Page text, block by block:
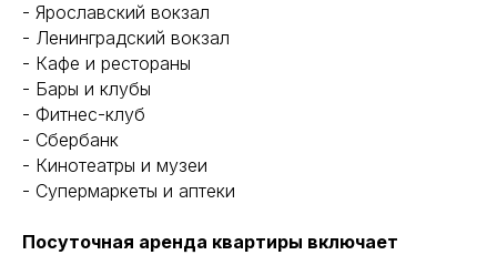
- Ярославский вокзал
- Ленинградский вокзал
- Кафе и рестораны
- Бары и клубы
- Фитнес-клуб
- Сбербанк
- Кинотеатры и музеи
- Супермаркеты и аптеки
Посуточная аренда квартиры включает